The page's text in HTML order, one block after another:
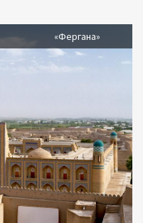
«Фергана»